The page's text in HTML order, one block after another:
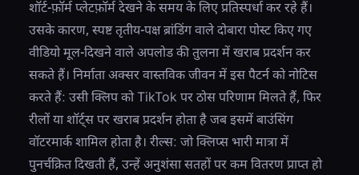
शॉर्ट-फ़ॉर्म प्लेटफ़ॉर्म देखने के समय के लिए प्रतिस्पर्धा कर रहे हैं।
उसके कारण, स्पष्ट तृतीय-पक्ष ब्रांडिंग वाले दोबारा पोस्ट किए गए
वीडियो मूल-दिखने वाले अपलोड की तुलना में खराब प्रदर्शन कर
सकते हैं। निर्माता अक्सर वास्तविक जीवन में इस पैटर्न को नोटिस
करते हैं: उसी क्लिप को TikTok पर ठोस परिणाम मिलते हैं, फिर
रीलों या शॉर्ट्स पर खराब प्रदर्शन होता है जब इसमें बाउंसिंग
वॉटरमार्क शामिल होता है। रील्स: जो क्लिप्स भारी मात्रा में
पुनर्चक्रित दिखती हैं, उन्हें अनुशंसा सतहों पर कम वितरण प्राप्त हो